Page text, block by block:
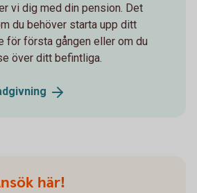
vi dig med din pension. Det
du behöver starta upp ditt
för första gången eller om du
över ditt befintliga.
här!